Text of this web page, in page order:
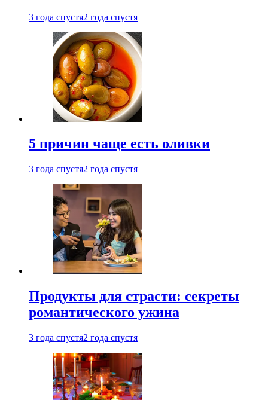
3 года спустя2 года спустя
5 причин чаще есть оливки
3 года спустя2 года спустя
Продукты для страсти: секреты
романтического ужина
3 года спустя2 года спустя